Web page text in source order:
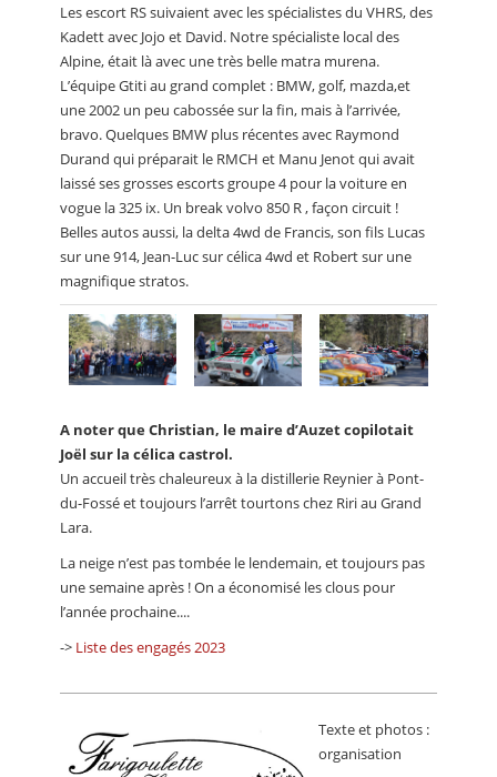
Les escort RS suivaient avec les spécialistes du VHRS, des
Kadett avec Jojo et David. Notre spécialiste local des
Alpine, était là avec une très belle matra murena.
L’équipe Gtiti au grand complet : BMW, golf, mazda,et
une 2002 un peu cabossée sur la fin, mais à l’arrivée,
bravo. Quelques BMW plus récentes avec Raymond
Durand qui préparait le RMCH et Manu Jenot qui avait
laissé ses grosses escorts groupe 4 pour la voiture en
vogue la 325 ix. Un break volvo 850 R , façon circuit !
Belles autos aussi, la delta 4wd de Francis, son fils Lucas
sur une 914, Jean-Luc sur célica 4wd et Robert sur une
magnifique stratos.
A noter que Christian, le maire d’Auzet copilotait
Joël sur la célica castrol.
Un accueil très chaleureux à la distillerie Reynier à Pont-
du-Fossé et toujours l’arrêt tourtons chez Riri au Grand
Lara.
La neige n’est pas tombée le lendemain, et toujours pas
une semaine après ! On a économisé les clous pour
l’année prochaine....
-> Liste des engagés 2023
Texte et photos :
organisation